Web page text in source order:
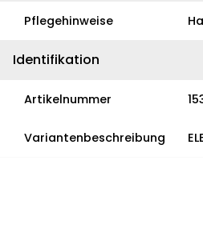
Pflegehinweise
Identifikation
Artikelnummer
Variantenbeschreibung